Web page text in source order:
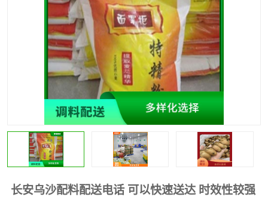
长安乌沙配料配送电话 可以快速送达 时效性较强